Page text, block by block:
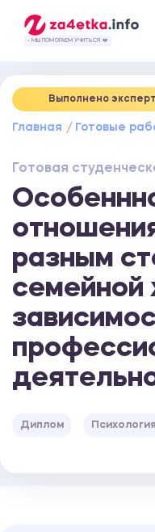
- МЫ ПОМОГАЕМ УЧИТЬСЯ ❤️
Выполнено
Главная Готовые
Готовая
разным
семейной
Диплом Психология